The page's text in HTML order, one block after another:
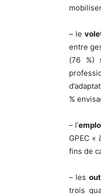
– le
entre
(76 %)
%
– l’
GPEC «
fins de
– les
trois